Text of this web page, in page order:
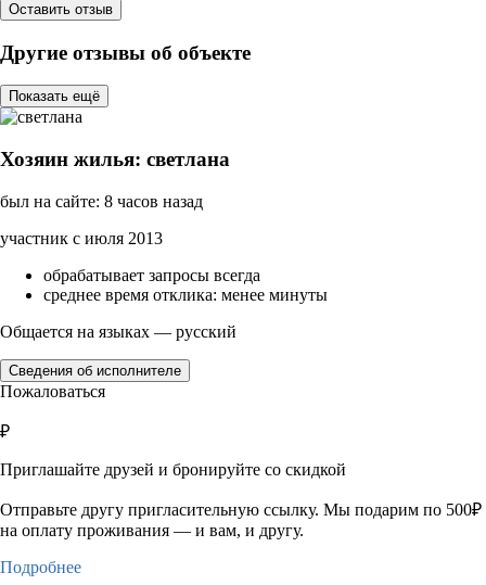
Оставить отзыв
Другие отзывы об объекте
Показать ещё
Хозяин жилья: светлана
был на сайте: 8 часов назад
участник с июля 2013
обрабатывает запросы всегда
среднее время отклика: менее минуты
Общается на языках — русский
Сведения об исполнителе
Пожаловаться
₽
Приглашайте друзей и бронируйте со скидкой
Отправьте другу пригласительную ссылку. Мы подарим по 500₽
на оплату проживания — и вам, и другу.
Подробнее